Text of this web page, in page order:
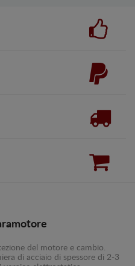
del motore e cambio.
di acciaio di spessore di 2-3